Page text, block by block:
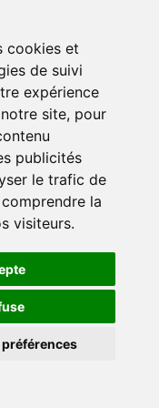
cookies et
de suivi
expérience
site, pour
publicités
le trafic de
la
visiteurs.